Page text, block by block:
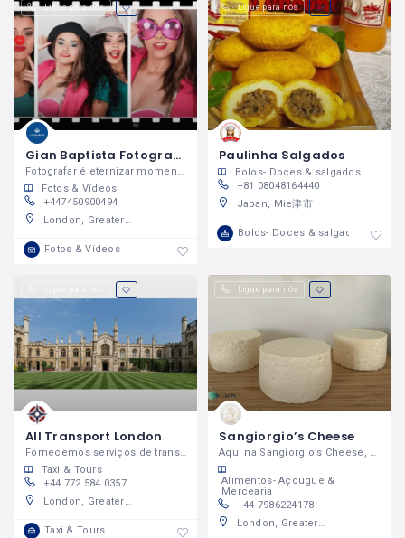
Ligue para nós
Gian Baptista Fotografia
Fotografar é eternizar momentos e torná-los inesquecíveis. Este é meu trabalho, está é minha paixão.
Fotos & Vídeos
+447450900494
London, Greater London, England, United Kingdom
Fotos & Vídeos
Ligue para nós
Paulinha Salgados
Bolos- Doces & salgados
+81 08048164440
Japan, Mie津市
Bolos- Doces & salgados
All Transport London
Fornecemos serviços de transporte com motoristas brasileiros em Londres
Taxi & Tours
+44 772 584 0357
London, Greater London, England, United Kingdom
Taxi & Tours
Ligue para nós
Sangiorgio’s Cheese
Aqui na Sangiorgio’s Cheese, você encontra o melhor queijo artesanal do Reino Unido
Alimentos- Açougue &
Mercearia
+44-7986224178
London, Greater London, England, United Kingdom